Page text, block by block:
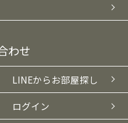
わせ
LINEからお部屋探し
ログイン